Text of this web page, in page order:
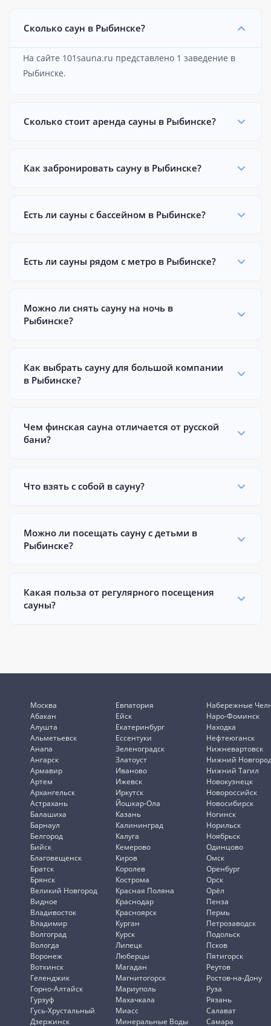
Сколько саун в Рыбинске?
На сайте 101sauna.ru представлено 1 заведение в
Рыбинске.
Сколько стоит аренда сауны в Рыбинске?
Как забронировать сауну в Рыбинске?
Есть ли сауны с бассейном в Рыбинске?
Есть ли сауны рядом с метро в Рыбинске?
Можно ли снять сауну на ночь в
Рыбинске?
Как выбрать сауну для большой компании
в Рыбинске?
Чем финская сауна отличается от русской
бани?
Что взять с собой в сауну?
Можно ли посещать сауну с детьми в
Рыбинске?
Какая польза от регулярного посещения
сауны?
Москва
Абакан
Алушта
Альметьевск
Анапа
Ангарск
Армавир
Артем
Архангельск
Астрахань
Балашиха
Барнаул
Белгород
Бийск
Благовещенск
Братск
Брянск
Великий Новгород
Видное
Владивосток
Владимир
Волгоград
Вологда
Воронеж
Воткинск
Геленджик
Горно-Алтайск
Гурзуф
Гусь-Хрустальный
Дзержинск
Евпатория
Ейск
Екатеринбург
Ессентуки
Зеленоградск
Златоуст
Иваново
Ижевск
Иркутск
Йошкар-Ола
Казань
Калининград
Калуга
Кемерово
Киров
Королев
Кострома
Красная Поляна
Краснодар
Красноярск
Курган
Курск
Липецк
Люберцы
Магадан
Магнитогорск
Мариуполь
Махачкала
Миасс
Минеральные Воды
Набережные
Наро-Фоминск
Находка
Нефтеюганск
Нижневартовск
Нижний
Нижний Тагил
Новокузнецк
Новороссийск
Новосибирск
Ногинск
Норильск
Ноябрьск
Одинцово
Омск
Оренбург
Орск
Орёл
Пенза
Пермь
Петрозаводск
Подольск
Псков
Пятигорск
Реутов
Ростов-на-Дону
Руза
Рязань
Салават
Самара